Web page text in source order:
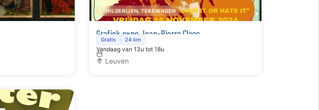
SCHILDERIJEN, TEKENINGEN
Grafiek expo Jean-Pierre Claes
Gratis 24 km
Vandaag van 13u tot 18u
Leuven